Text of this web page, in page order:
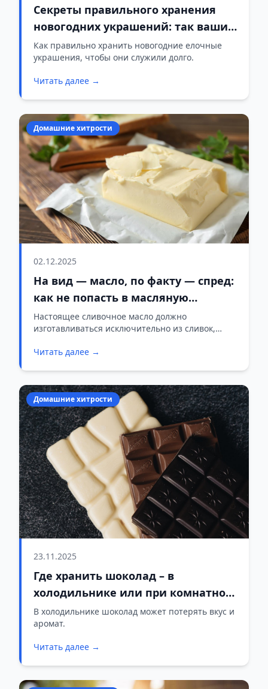
Секреты правильного хранения
новогодних украшений: так ваши
любимые елочные шары
прослужат долгие годы
Как правильно хранить новогодние елочные
украшения, чтобы они служили долго.
Читать далее →
Домашние хитрости
02.12.2025
На вид — масло, по факту — спред:
как не попасть в масляную
ловушку
Настоящее сливочное масло должно
изготавливаться исключительно из сливок,
Читать далее →
Домашние хитрости
23.11.2025
Где хранить шоколад – в
холодильнике или при комнатной
температуре? Вот однозначный
ответ
В холодильнике шоколад может потерять вкус и
аромат.
Читать далее →